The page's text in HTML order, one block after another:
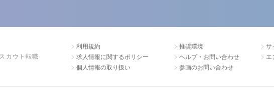
カウト転職
利用規約
求人情報に関するポリシー
個人情報の取り扱い
推奨環境
ヘルプ・お問い合わせ
参画のお問い合わせ
サ
エ